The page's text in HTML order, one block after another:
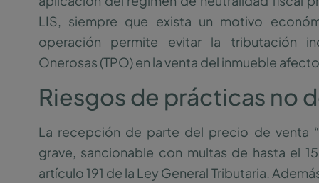
LIS, siempre que exista un motivo
operación permite evitar la tributación
Onerosas (TPO) en la venta del inmueble
Riesgos de prácticas no
La recepción de parte del precio de venta
grave, sancionable con multas de hasta el
artículo 191 de la Ley General Tributaria.